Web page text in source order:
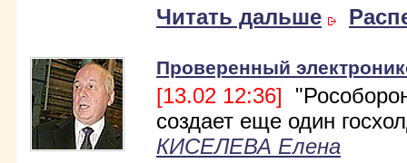
Читать дальше
Проверенный
[13.02 12:36]
создает еще один
КИСЕЛЕВА Елена